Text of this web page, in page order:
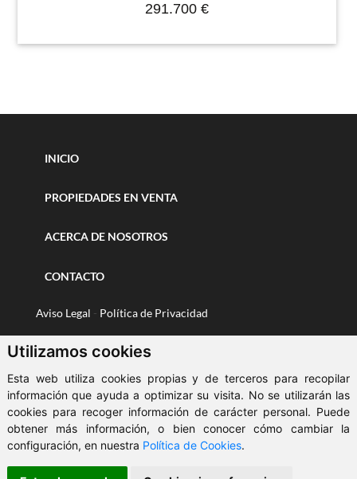
Utilizamos cookies
Esta web utiliza cookies propias y de terceros para recopilar
información que ayuda a optimizar su visita. No se utilizarán las
cookies para recoger información de carácter personal. Puede
obtener más información, o bien conocer cómo cambiar la
configuración, en nuestra Política de Cookies.
291.700 €
INICIO
PROPIEDADES EN VENTA
ACERCA DE NOSOTROS
CONTACTO
Aviso Legal - Política de Privacidad
Política de Cookies
© 2026 Levy Inmobiliaria-ClickViviendas